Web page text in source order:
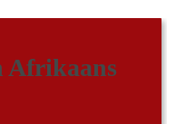
Afrikaans